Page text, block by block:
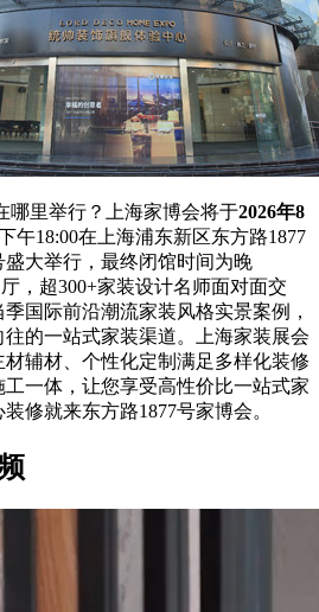
哪里举行？上海家博会将于2026年8
下午18:00在上海浦东新区东方路1877
大举行，最终闭馆时间为晚
，超300+家装设计名师面对面交
国际前沿潮流家装风格实景案例，
的一站式家装渠道。上海家装展会
辅材、个性化定制满足多样化装修
一体，让您享受高性价比一站式家
修就来东方路1877号家博会。